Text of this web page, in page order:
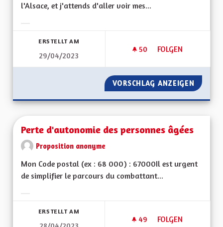
l'Alsace, et j'attends d'aller voir mes...
ERSTELLT AM
29/04/2023
50 50 FOLLOWER
FOLGEN
DEUX MAISONS
VORSCHLAG ANZEIGEN DEUX
Perte d'autonomie des personnes âgées
Proposition anonyme
Mon Code postal (ex : 68 000) : 67000Il est urgent
de simplifier le parcours du combattant...
ERSTELLT AM
49 49 FOLLOWER
FOLGEN